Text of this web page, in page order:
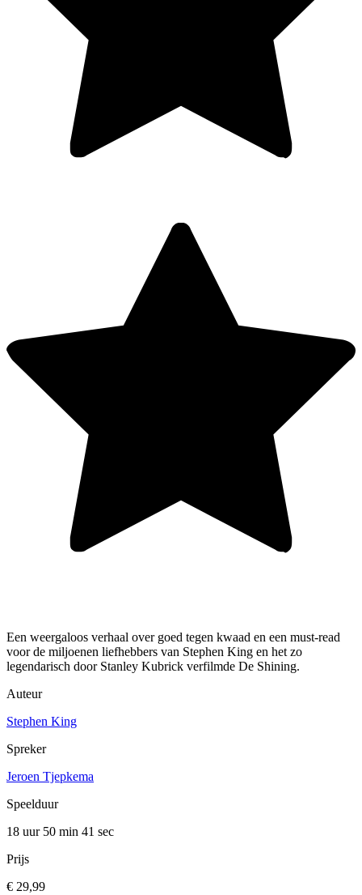
Een weergaloos verhaal over goed tegen kwaad en een must-read
voor de miljoenen liefhebbers van Stephen King en het zo
legendarisch door Stanley Kubrick verfilmde De Shining.
Auteur
Stephen King
Spreker
Jeroen Tjepkema
Speelduur
18 uur 50 min 41 sec
Prijs
€ 29,99